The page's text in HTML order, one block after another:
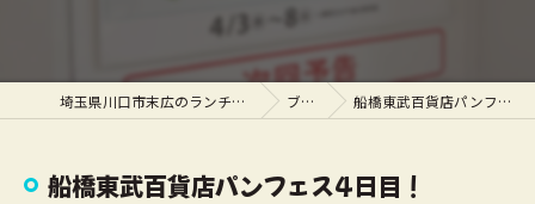
埼玉県川口市末広のランチならCOCODOG ブログ 船橋東武百貨店パンフェス4日目！
船橋東武百貨店パンフェス4日目！